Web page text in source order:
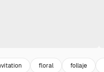
floral follaje